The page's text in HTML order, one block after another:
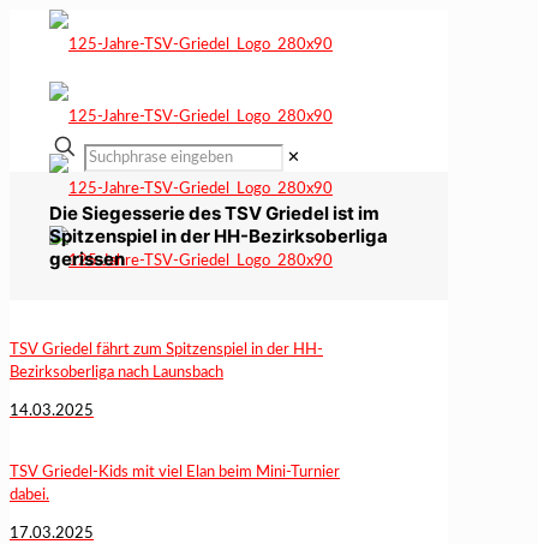
✕
Die Siegesserie des TSV Griedel ist im
Spitzenspiel in der HH-Bezirksoberliga
gerissen
TSV Griedel fährt zum Spitzenspiel in der HH-
Bezirksoberliga nach Launsbach
14.03.2025
TSV Griedel-Kids mit viel Elan beim Mini-Turnier
dabei.
17.03.2025